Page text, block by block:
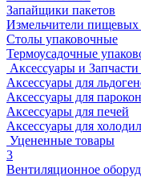
Запайщики пакетов
Измельчители пищевых
Столы упаковочные
Термоусадочные
Аксессуары и Запчасти
Аксессуары для
Аксессуары для
Аксессуары для печей
Аксессуары для
Уцененные товары
3
Вентиляционное